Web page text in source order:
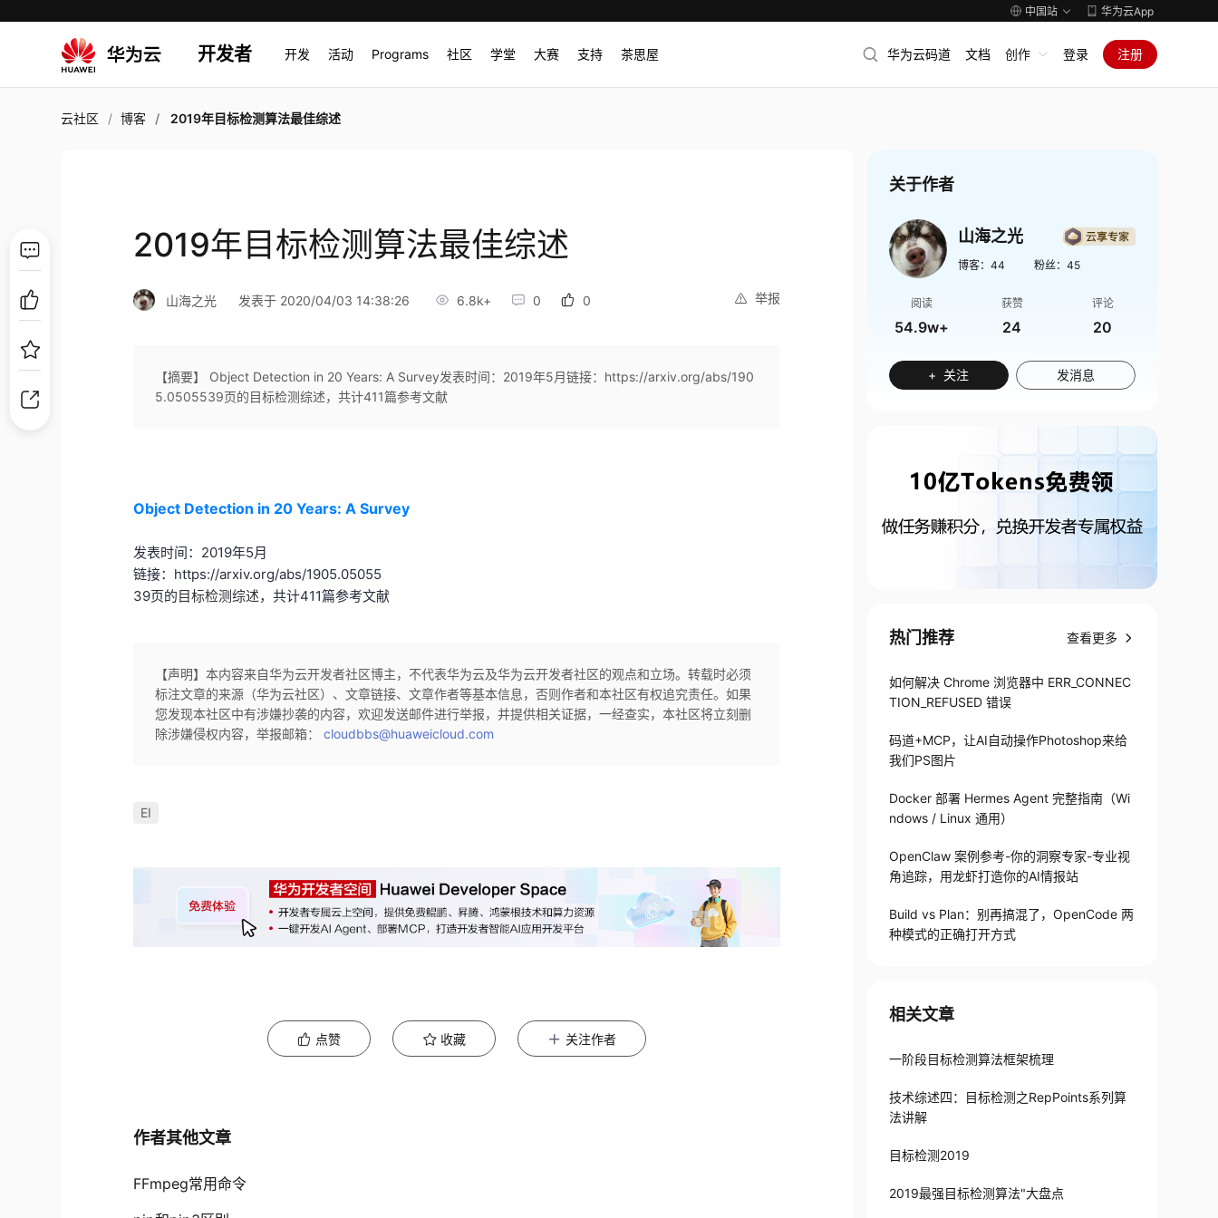
中国站 华为云App
开发者 开发 活动 Programs 社区 学堂 大赛 支持 茶思屋 华为云码道 文档 创作 登录 注册
云社区 博客 2019年目标检测算法最佳综述
2019年目标检测算法最佳综述
举报
山海之光 发表于 2020/04/03 14:38:26 6.8k+ 0 0
【摘要】 Object Detection in 20 Years: A Survey发表时间：2019年5月链接：https://arxiv.org/abs/190
5.0505539页的目标检测综述，共计411篇参考文献
Object Detection in 20 Years: A Survey
发表时间： 2019年5月
链接： https://arxiv.org/abs/1905.05055
39页的 目标检测综述，共计411篇参考文献
【声明】本内容来自华为云开发者社区博主，不代表华为云及华为云开发者社区的观点和立场。转载时必须
标注文章的来源（华为云社区）、文章链接、文章作者等基本信息，否则作者和本社区有权追究责任。如果
您发现本社区中有涉嫌抄袭的内容，欢迎发送邮件进行举报，并提供相关证据，一经查实，本社区将立刻删
除涉嫌侵权内容，举报邮箱：cloudbbs@huaweicloud.com
EI
点赞 收藏 关注作者
作者其他文章
FFmpeg常用命令
关于作者
山海之光
博客： 44 粉丝： 45
阅读
54.9w+
获赞
24
评论
20
+ 关注 发消息
热门推荐 查看更多
如何解决 Chrome 浏览器中 ERR_CONNEC
TION_REFUSED 错误
码道+MCP，让AI自动操作Photoshop来给
我们PS图片
Docker 部署 Hermes Agent 完整指南（Wi
ndows / Linux 通用）
OpenClaw 案例参考-你的洞察专家-专业视
角追踪，用龙虾打造你的AI情报站
Build vs Plan：别再搞混了，OpenCode 两
种模式的正确打开方式
相关文章
一阶段目标检测算法框架梳理
技术综述四：目标检测之RepPoints系列算
法讲解
目标检测2019
2019最强目标检测算法"大盘点